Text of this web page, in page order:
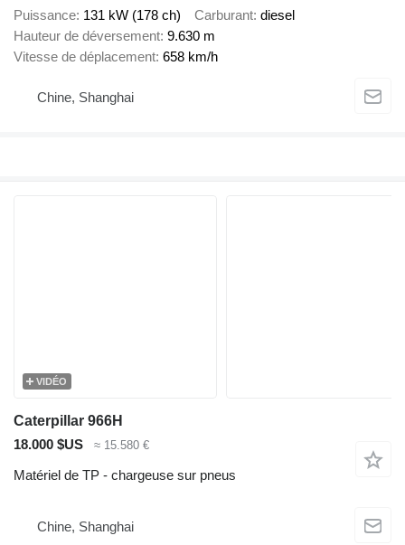
Puissance 131 kW (178 ch) Carburant diesel
Hauteur de déversement 9.630 m
Vitesse de déplacement 658 km/h
Chine, Shanghai
VIDÉO
Caterpillar 966H
18.000 $US
≈ 15.580 €
Matériel de TP - chargeuse sur pneus
Chine, Shanghai